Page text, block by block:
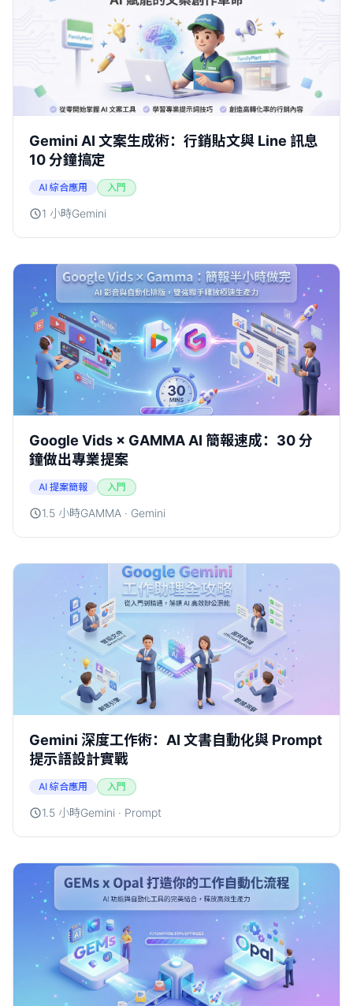
Gemini AI 文案生成術：行銷貼文與 Line 訊息
10 分鐘搞定
AI 綜合應用 入門
1 小時Gemini
Google Vids × GAMMA AI 簡報速成：30 分
鐘做出專業提案
AI 提案簡報 入門
1.5 小時GAMMA · Gemini
Gemini 深度工作術：AI 文書自動化與 Prompt
提示語設計實戰
AI 綜合應用 入門
1.5 小時Gemini · Prompt